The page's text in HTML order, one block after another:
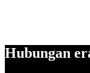
Hubungan